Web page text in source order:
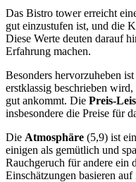
Das Bistro tower erreicht
gut einzustufen ist, und die
Diese Werte deuten darauf
Erfahrung machen.
Besonders hervorzuheben
erstklassig beschrieben wird,
gut ankommt. Die Preis-
insbesondere die Preise für
Die Atmosphäre (5,9) ist
einigen als gemütlich und
Rauchgeruch für andere ein
Einschätzungen basieren